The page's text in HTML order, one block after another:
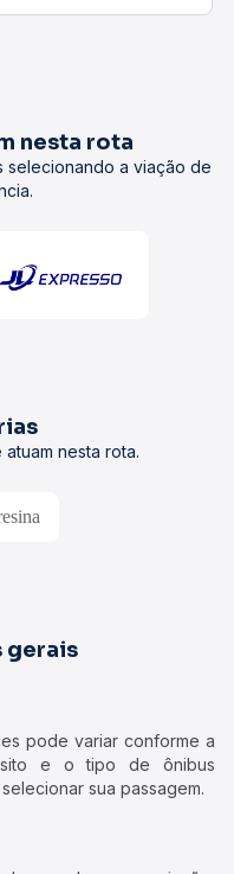
nesta rota
selecionando a viação de
nesta rota.
gerais
pode variar conforme a
e o tipo de ônibus
sua passagem.